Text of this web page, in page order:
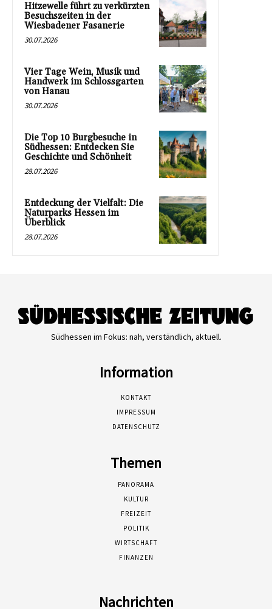
Hitzewelle führt zu verkürzten
Besuchszeiten in der
Wiesbadener Fasanerie
30.07.2026
Vier Tage Wein, Musik und
Handwerk im Schlossgarten
von Hanau
30.07.2026
Die Top 10 Burgbesuche in
Südhessen: Entdecken Sie
Geschichte und Schönheit
28.07.2026
Entdeckung der Vielfalt: Die
Naturparks Hessen im
Überblick
28.07.2026
Südhessen im Fokus: nah, verständlich, aktuell.
Information
KONTAKT
IMPRESSUM
DATENSCHUTZ
Themen
PANORAMA
KULTUR
FREIZEIT
POLITIK
WIRTSCHAFT
FINANZEN
Nachrichten